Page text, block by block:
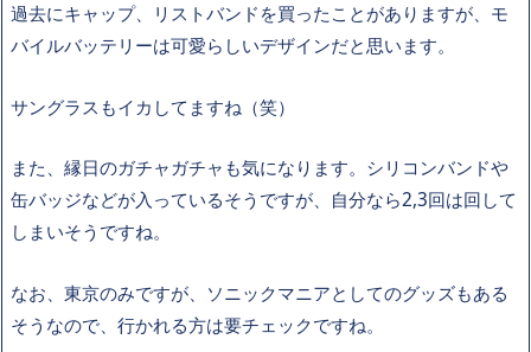
過去にキャップ、リストバンドを買ったことがありますが、モ
バイルバッテリーは可愛らしいデザインだと思います。
サングラスもイカしてますね（笑）
また、縁日のガチャガチャも気になります。シリコンバンドや
缶バッジなどが入っているそうですが、自分なら2,3回は回して
しまいそうですね。
なお、東京のみですが、ソニックマニアとしてのグッズもある
そうなので、行かれる方は要チェックですね。